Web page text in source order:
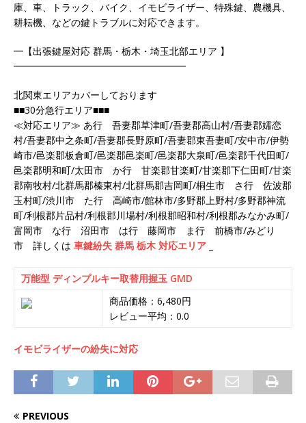
庫、車、トラック、バイク、イモビライザー、特殊鍵、農機具、
耕耘機、などの鍵トラブルに対応できます。
━【出張鍵屋対応 群馬・栃木・埼玉北部エリア 】
━━━━━━━━━━━━━━━━━━
北関東エリアカバーしております
■■30分急行エリア■■■
≪対応エリア≫ あ行 吾妻郡草津町/吾妻郡高山村/吾妻郡嬬恋
村/吾妻郡中之条町/吾妻郡長野原町/吾妻郡東吾妻町/安中市/伊勢
崎市/邑楽郡板倉町/邑楽郡邑楽町/邑楽郡大泉町/邑楽郡千代田町/
邑楽郡明和町/太田市 か行 甘楽郡甘楽町/甘楽郡下仁田町/甘楽
郡南牧村/北群馬郡榛東村/北群馬郡吉岡町/桐生市 さ行 佐波郡
玉村町/渋川市 た行 高崎市/館林市/多野郡上野村/多野郡神流
町/利根郡片品村/利根郡川場村/利根郡昭和村/利根郡みなかみ町/
富岡市 な行 沼田市 は行 藤岡市 ま行 前橋市/みどり
市 詳しくは 車鍵紛失 群馬 栃木 対応エリア
万能型 ディンプルキー取替用握玉 GMD
商品価格：6,480円
レビュー平均：0.0
イモビライザーの紛失に対応
PREVIOUS